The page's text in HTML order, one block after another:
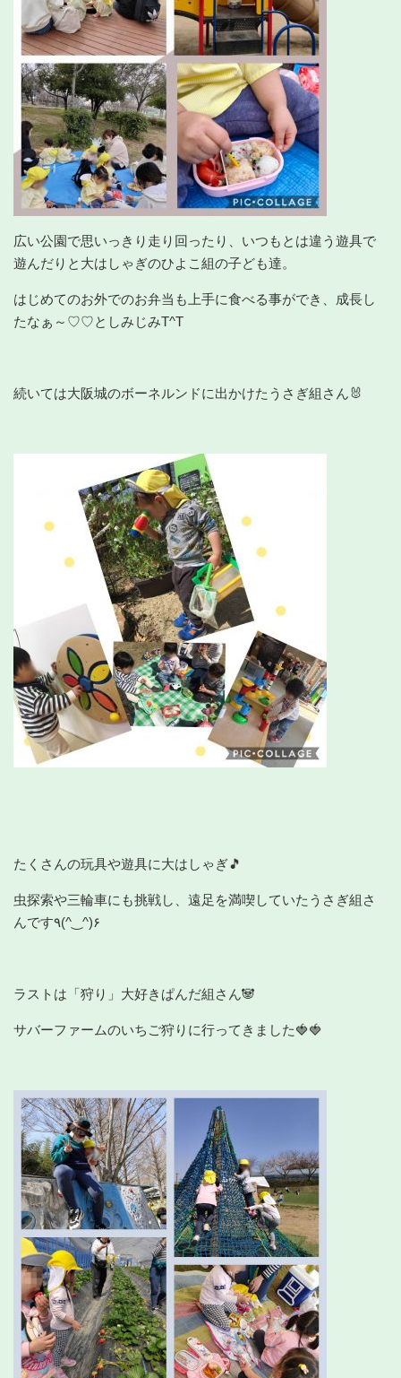
広い公園で思いっきり走り回ったり、いつもとは違う遊具で
遊んだりと大はしゃぎのひよこ組の子ども達。
はじめてのお外でのお弁当も上手に食べる事ができ、成長し
たなぁ～♡♡としみじみT^T
続いては大阪城のボーネルンドに出かけたうさぎ組さん🐰
たくさんの玩具や遊具に大はしゃぎ🎵
虫探索や三輪車にも挑戦し、遠足を満喫していたうさぎ組さ
んです٩(^‿^)۶
ラストは「狩り」大好きぱんだ組さん🐼
サバーファームのいちご狩り に行ってきました🍓🍓